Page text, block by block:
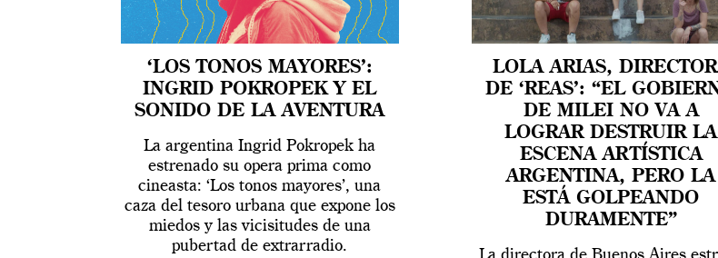
‘LOS TONOS MAYORES’:
INGRID POKROPEK Y EL
SONIDO DE LA AVENTURA
La argentina Ingrid Pokropek ha
estrenado su opera prima como
cineasta: ‘Los tonos mayores’, una
caza del tesoro urbana que expone los
miedos y las vicisitudes de una
pubertad de extrarradio.
LOLA ARIAS,
DE ‘REAS’: “EL
DE MILEI NO VA A
LOGRAR DESTRUIR LA
ESCENA ARTÍSTICA
ARGENTINA, PERO LA
ESTÁ GOLPEANDO
DURAMENTE”